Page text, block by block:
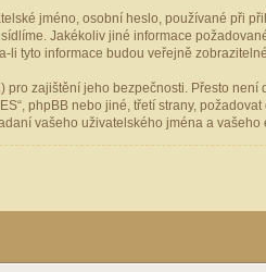
jméno, osobní heslo, používané při
Jakékoliv jiné informace
li tyto informace budou veřejně
zajištění jeho bezpečnosti. Přesto
phpBB nebo jiné, třetí strany,
vašeho uživatelského jména a